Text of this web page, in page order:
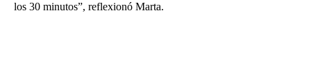
los 30 minutos”, reflexionó Marta.